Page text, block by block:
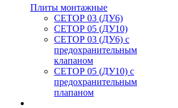
Плиты монтажные
CЕТОР 03 (ДУ6)
CЕТОР 05 (ДУ10)
CЕТОР 03 (ДУ6) с
предохранительным
клапаном
CЕТОР 05 (ДУ10) с
предохранительным
плапаном